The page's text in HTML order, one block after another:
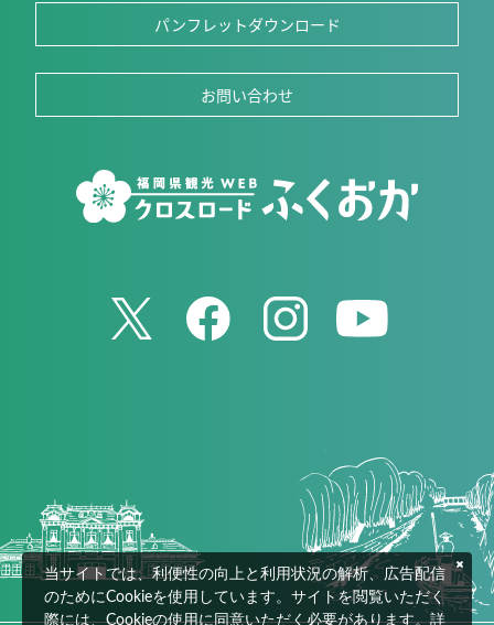
パンフレットダウンロード
お問い合わせ
当サイトでは、利便性の向上と利用状況の解析、広告配信
のためにCookieを使用しています。サイトを閲覧いただく
際には、Cookieの使用に同意いただく必要があります。詳